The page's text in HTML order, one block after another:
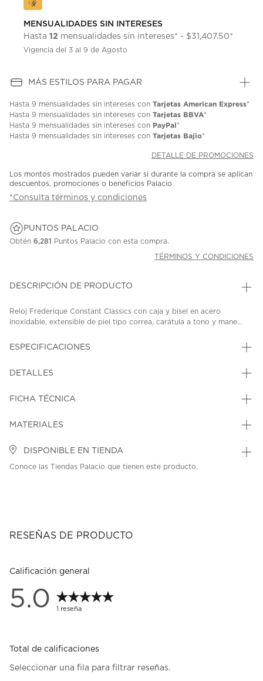
MENSUALIDADES SIN INTERESES
Hasta 12 mensualidades sin intereses* - $31,407.50*
Vigencia del 3 al 9 de Agosto
MÁS ESTILOS PARA PAGAR
Hasta 9 mensualidades sin intereses con Tarjetas American Express*
Hasta 9 mensualidades sin intereses con Tarjetas BBVA*
Hasta 9 mensualidades sin intereses con PayPal*
Hasta 9 mensualidades sin intereses con Tarjetas Bajio*
DETALLE DE PROMOCIONES
Los montos mostrados pueden variar si durante la compra se aplican
descuentos, promociones o beneficios Palacio
*Consulta términos y condiciones
PUNTOS PALACIO
Obtén 6,281 Puntos Palacio con esta compra.
TÉRMINOS Y CONDICIONES
DESCRIPCIÓN DE PRODUCTO
Reloj Frederique Constant Classics con caja y bisel en acero
inoxidable, extensible de piel tipo correa, carátula a tono y mane...
ESPECIFICACIONES
DETALLES
FICHA TÉCNICA
MATERIALES
DISPONIBLE EN TIENDA
Conoce las Tiendas Palacio que tienen este producto.
RESEÑAS DE PRODUCTO
Total de calificaciones
Seleccionar una fila para filtrar reseñas.
Calificación general
5.0 1 reseña